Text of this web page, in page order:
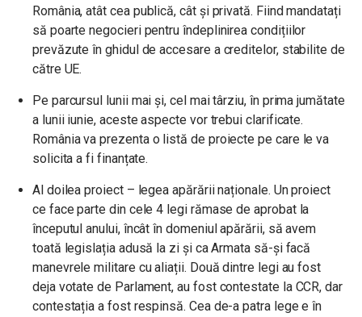
România, atât cea publică, cât și privată. Fiind mandatați
să poarte negocieri pentru îndeplinirea condițiilor
prevăzute în ghidul de accesare a creditelor, stabilite de
către UE.
Pe parcursul lunii mai și, cel mai târziu, în prima jumătate
a lunii iunie, aceste aspecte vor trebui clarificate.
România va prezenta o listă de proiecte pe care le va
solicita a fi finanțate.
Al doilea proiect – legea apărării naționale. Un proiect
ce face parte din cele 4 legi rămase de aprobat la
începutul anului, încât în domeniul apărării, să avem
toată legislația adusă la zi și ca Armata să-și facă
manevrele militare cu aliații. Două dintre legi au fost
deja votate de Parlament, au fost contestate la CCR, dar
contestația a fost respinsă. Cea de-a patra lege e în